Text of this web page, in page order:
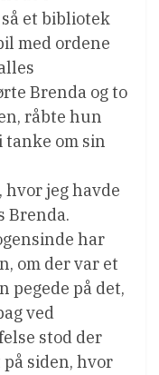
et bibliotek
med ordene
Brenda og to
råbte hun
tanke om sin
hvor jeg havde
Brenda.
har
om der var et
pegede på det,
ved
stod der
siden, hvor